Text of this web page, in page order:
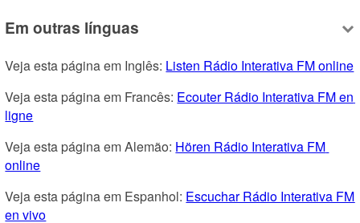
Em outras línguas
Veja esta página em Inglês: Listen Rádio Interativa FM online
Veja esta página em Francês: Ecouter Rádio Interativa FM en
ligne
Veja esta página em Alemão: Hören Rádio Interativa FM
online
Veja esta página em Espanhol: Escuchar Rádio Interativa FM
en vivo